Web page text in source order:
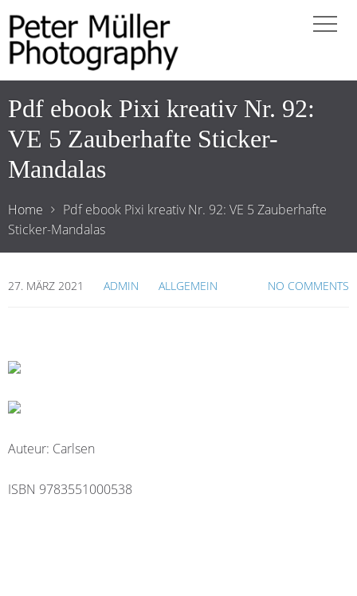
Pdf ebook Pixi kreativ Nr. 92:
VE 5 Zauberhafte Sticker-
Mandalas
Home
Pdf ebook Pixi kreativ Nr. 92: VE 5 Zauberhafte
Sticker-Mandalas
27. MÄRZ 2021 ADMIN ALLGEMEIN NO COMMENTS
Auteur: Carlsen
ISBN 9783551000538